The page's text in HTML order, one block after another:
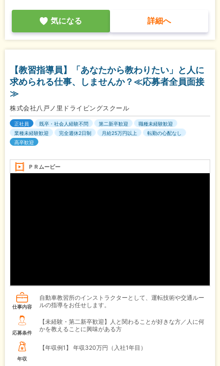
気になる 詳細へ
【教習指導員】「あなたから教わりたい」と人に
求められる仕事、しませんか？≪応募者全員面接
≫
株式会社八戸ノ里ドライビングスクール
正社員 既卒・社会人経験不問 第二新卒歓迎
職種未経験歓迎
業種未経験歓迎
完全週休2日制 月給25万円以上
転勤の心配なし
高卒歓迎
ＰＲムービー
仕事内容
自動車教習所のインストラクターとして、運転技術や交通ルー
ルの指導をお任せします。
応募条件
【未経験・第二新卒歓迎】人と関わることが好きな方／人に何
かを教えることに興味がある方
年収
【年収例1】 年収320万円（入社1年目）